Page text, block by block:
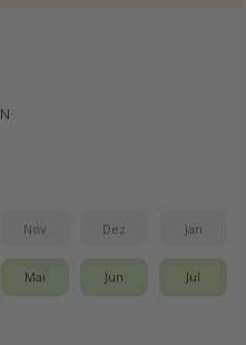
Nov Dez Jan
Mai Jun Jul